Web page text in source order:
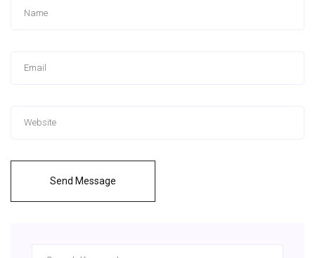
Send Message